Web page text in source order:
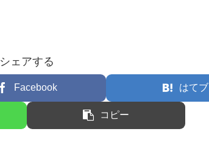
シェアする
Facebook はてブ
コピー